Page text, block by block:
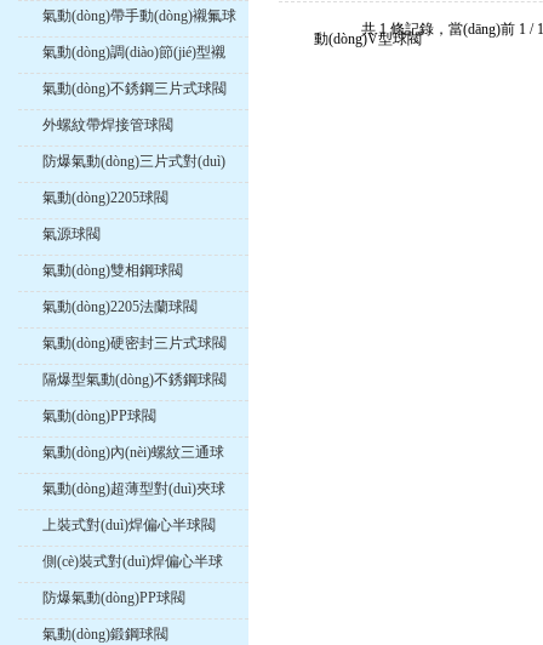
氣動(dòng)帶手動(dòng)襯氟球
閥
氣動(dòng)調(diào)節(jié)型襯
氟球閥
氣動(dòng)不銹鋼三片式球閥
外螺紋帶焊接管球閥
防爆氣動(dòng)三片式對(duì)
焊球閥
氣動(dòng)2205球閥
氣源球閥
氣動(dòng)雙相鋼球閥
氣動(dòng)2205法蘭球閥
氣動(dòng)硬密封三片式球閥
隔爆型氣動(dòng)不銹鋼球閥
氣動(dòng)PP球閥
氣動(dòng)內(nèi)螺紋三通球
閥
氣動(dòng)超薄型對(duì)夾球
閥
上裝式對(duì)焊偏心半球閥
側(cè)裝式對(duì)焊偏心半球
閥
防爆氣動(dòng)PP球閥
氣動(dòng)鍛鋼球閥
共 1 條記錄，當(dāng)前 1